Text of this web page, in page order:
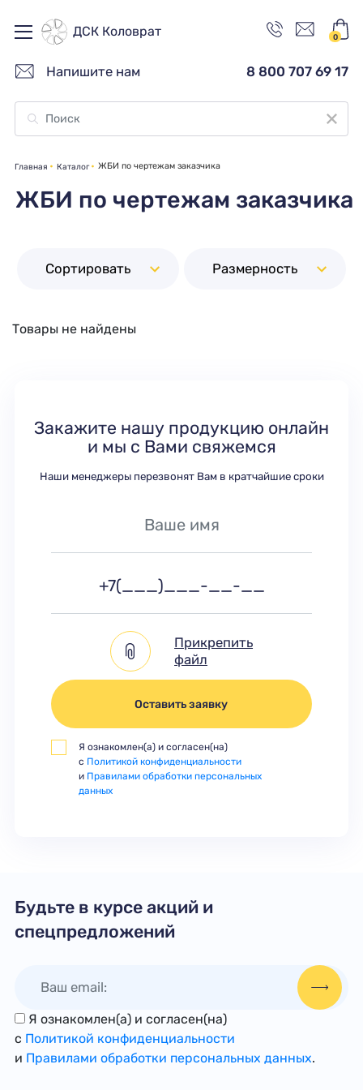
ДСК Коловрат 0
Напишите нам 8 800 707 69 17
Главная Каталог ЖБИ по чертежам заказчика
ЖБИ по чертежам заказчика
Сортировать Размерность
Товары не найдены
Закажите нашу продукцию онлайн
и мы с Вами свяжемся
Наши менеджеры перезвонят Вам в кратчайшие сроки
Прикрепить
файл
Оставить заявку
Я ознакомлен(а) и согласен(на)
с Политикой конфиденциальности
и Правилами обработки персональных
данных
Будьте в курсе акций и
спецпредложений
Я ознакомлен(а) и согласен(на)
с Политикой конфиденциальности
и Правилами обработки персональных данных.